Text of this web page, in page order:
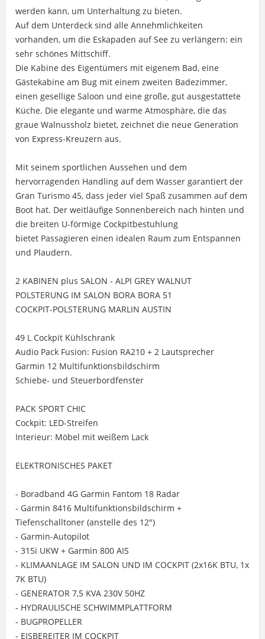
werden kann, um Unterhaltung zu bieten.
Auf dem Unterdeck sind alle Annehmlichkeiten
vorhanden, um die Eskapaden auf See zu verlängern: ein
sehr schönes Mittschiff.
Die Kabine des Eigentümers mit eigenem Bad, eine
Gästekabine am Bug mit einem zweiten Badezimmer,
einen gesellige Saloon und eine große, gut ausgestattete
Küche. Die elegante und warme Atmosphäre, die das
graue Walnussholz bietet, zeichnet die neue Generation
von Express-Kreuzern aus.
Mit seinem sportlichen Aussehen und dem
hervorragenden Handling auf dem Wasser garantiert der
Gran Turismo 45, dass jeder viel Spaß zusammen auf dem
Boot hat. Der weitläufige Sonnenbereich nach hinten und
die breiten U-förmige Cockpitbestuhlung
bietet Passagieren einen idealen Raum zum Entspannen
und Plaudern.
2 KABINEN plus SALON - ALPI GREY WALNUT
POLSTERUNG IM SALON BORA BORA 51
COCKPIT-POLSTERUNG MARLIN AUSTIN
49 L Cockpit Kühlschrank
Audio Pack Fusion: Fusion RA210 + 2 Lautsprecher
Garmin 12 Multifunktionsbildschirm
Schiebe- und Steuerbordfenster
PACK SPORT CHIC
Cockpit: LED-Streifen
Interieur: Möbel mit weißem Lack
ELEKTRONISCHES PAKET
- Boradband 4G Garmin Fantom 18 Radar
- Garmin 8416 Multifunktionsbildschirm +
Tiefenschalltoner (anstelle des 12")
- Garmin-Autopilot
- 315i UKW + Garmin 800 AIS
- KLIMAANLAGE IM SALON UND IM COCKPIT (2x16K BTU, 1x
7K BTU)
- GENERATOR 7,5 KVA 230V 50HZ
- HYDRAULISCHE SCHWIMMPLATTFORM
- BUGPROPELLER
- EISBEREITER IM COCKPIT